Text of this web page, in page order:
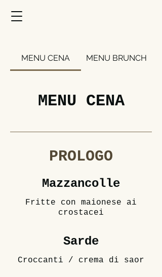
MENU CENA MENU BRUNCH
MENU CENA
PROLOGO
Mazzancolle
Fritte con maionese ai
crostacei
Sarde